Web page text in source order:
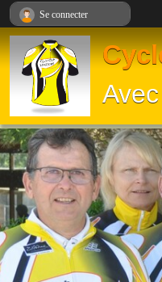
Se connecter
Panneau de gestion des